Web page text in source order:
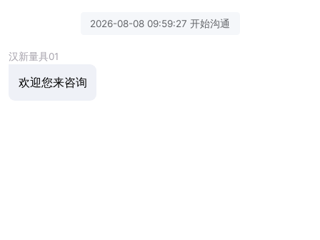
2026-08-08 09:59:27 开始沟通
汉新量具01
欢迎您来咨询